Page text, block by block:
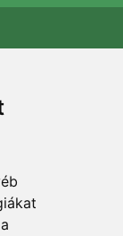
80 EUR
vagy